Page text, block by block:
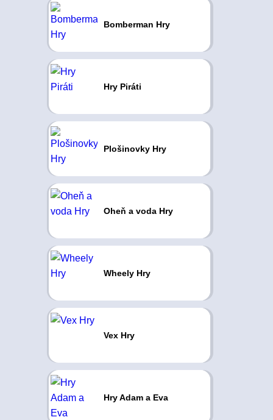
Bomberman Hry
Hry Piráti
Plošinovky Hry
Oheň a voda Hry
Wheely Hry
Vex Hry
Hry Adam a Eva